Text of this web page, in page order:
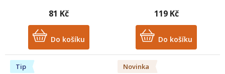
81 Kč
Do košíku
119 Kč
Do košíku
Tip Novinka